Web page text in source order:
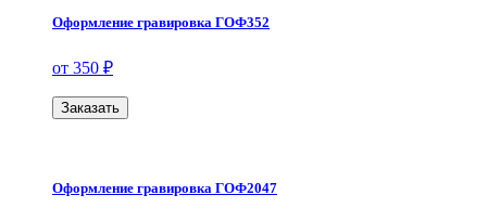
Оформление гравировка ГОФ352
от 350 ₽
Заказать
Оформление гравировка ГОФ2047